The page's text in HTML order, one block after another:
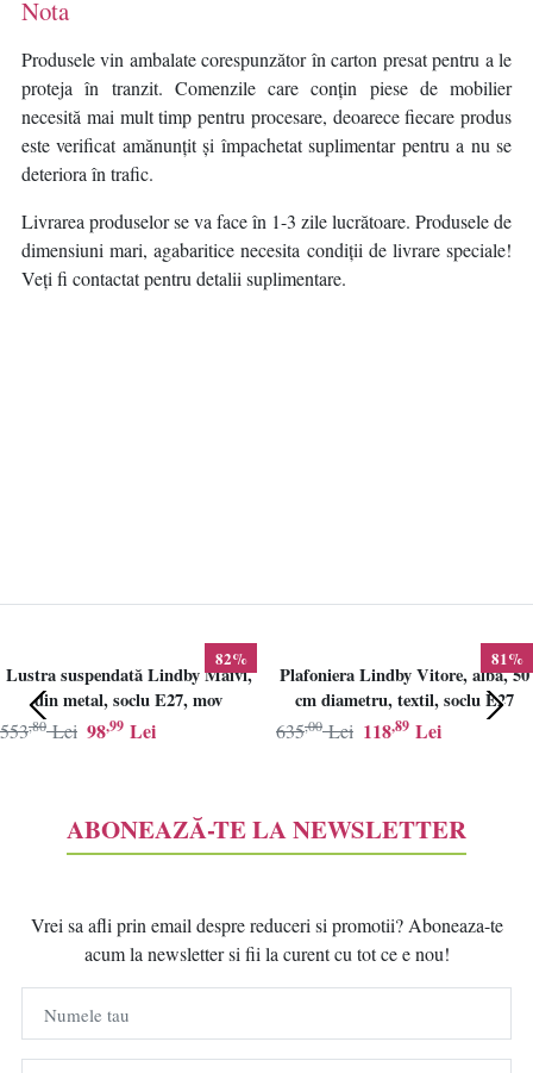
Nota
Produsele vin ambalate corespunzător în carton presat pentru a le
proteja în tranzit. Comenzile care conțin piese de mobilier
necesită mai mult timp pentru procesare, deoarece fiecare produs
este verificat amănunțit și împachetat suplimentar pentru a nu se
deteriora în trafic.
Livrarea produselor se va face în 1-3 zile lucrătoare. Produsele de
dimensiuni mari, agabaritice necesita condiții de livrare speciale!
Veți fi contactat pentru detalii suplimentare.
82%
Lustra suspendată Lindby Maivi,
din metal, soclu E27, mov
98,99 Lei
553,80 Lei
81%
Plafoniera Lindby Vitore, alba, 50
cm diametru, textil, soclu E27
118,89 Lei
635,00 Lei
ABONEAZĂ-TE LA NEWSLETTER
Vrei sa afli prin email despre reduceri si promotii? Aboneaza-te
acum la newsletter si fii la curent cu tot ce e nou!
Numele tau